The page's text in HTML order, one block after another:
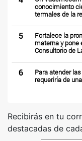
conocimiento
termales de la
5
Fortalece la
materna y pone
Consultorio de
6
Para atender
requeriría de
Recibirás en tu
destacadas de